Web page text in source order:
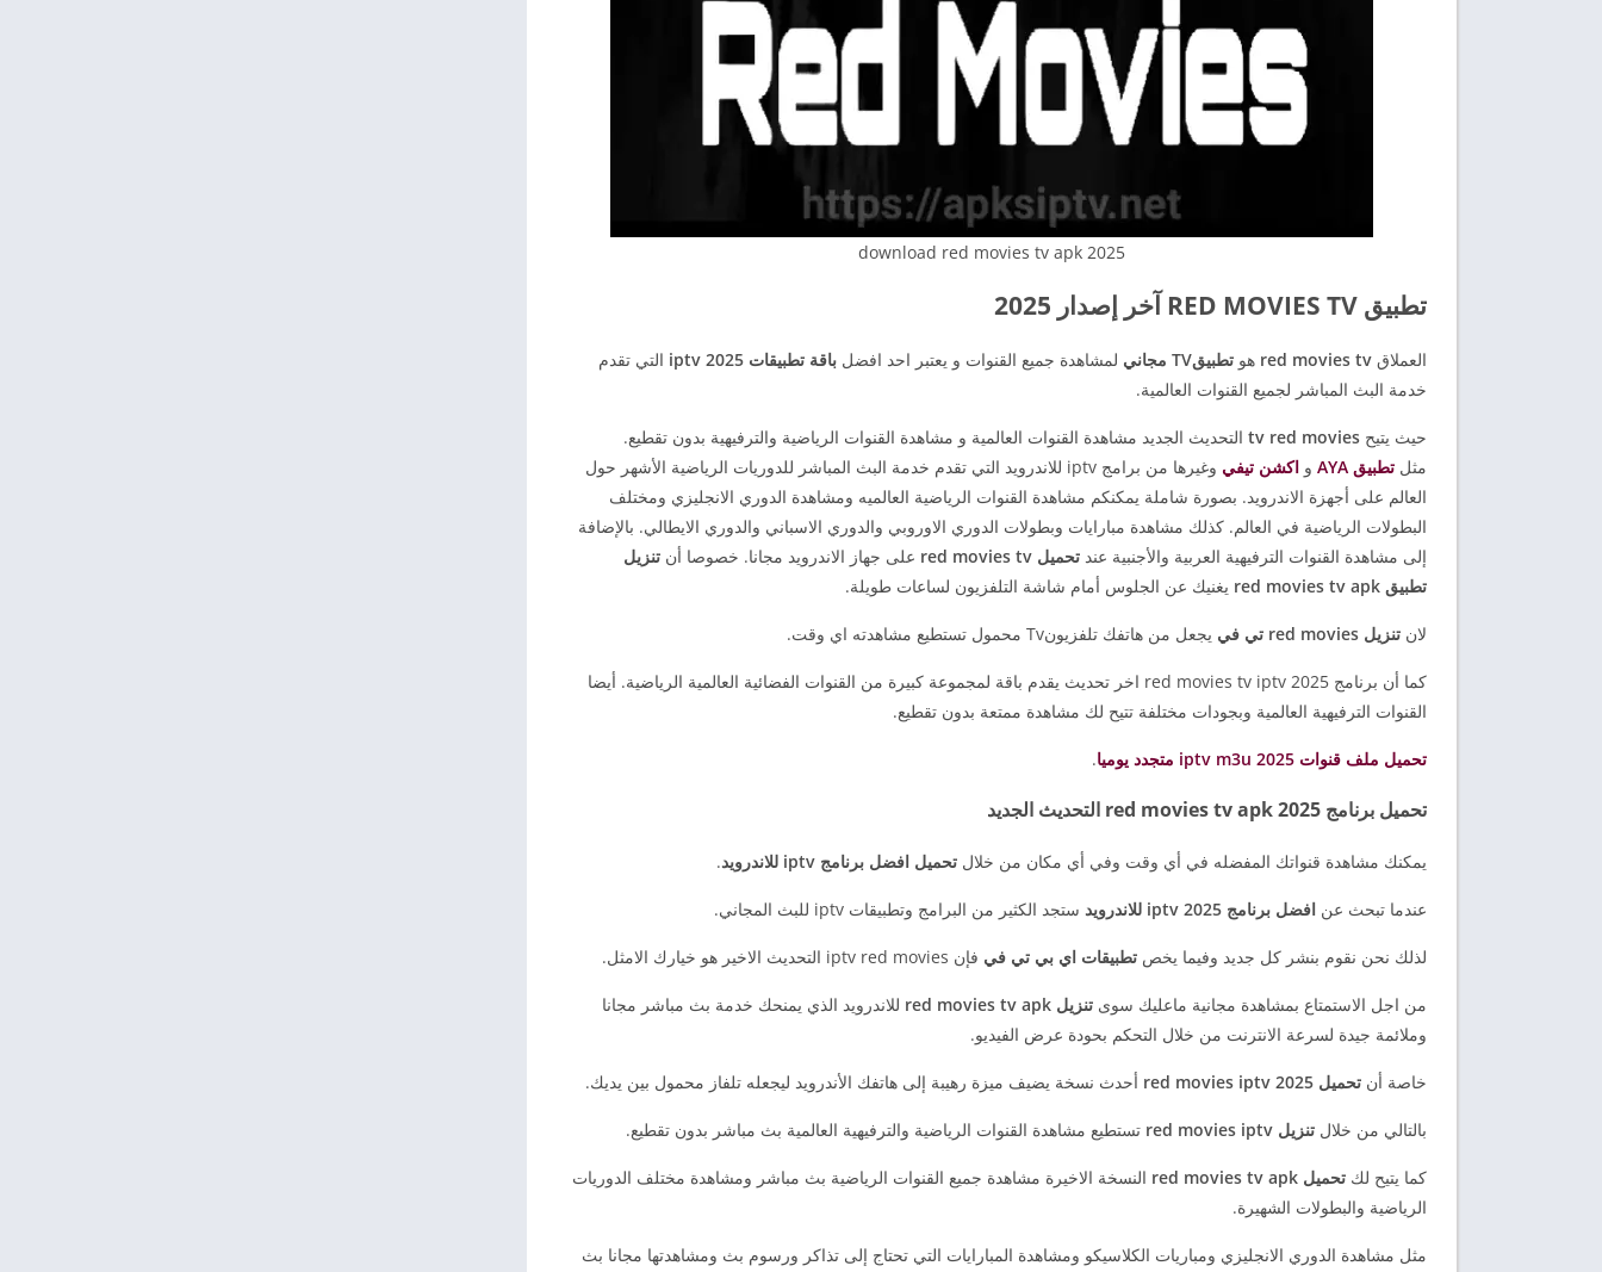
download red movies tv apk 2025
تطبيق RED MOVIES TV آخر إصدار 2025
العملاق هو تطبيقTV مجاني لمشاهدة جميع القنوات و يعتبر احد افضل باقة تطبيقات iptv 2025
التي تقدم
خدمة البث المباشر لجميع القنوات العالمية.
حيث يتيح tv red movies التحديث الجديد مشاهدة القنوات العالمية و مشاهدة القنوات الرياضية والترفيهية بدون تقطيع.
مثل تطبيق AYA و اكشن تيفي
وغيرها من برامج iptv للاندرويد التي تقدم خدمة البث المباشر للدوريات الرياضية الأشهر حول
العالم على أجهزة الاندرويد. بصورة شاملة يمكنكم مشاهدة القنوات الرياضية العالميه ومشاهدة الدوري الانجليزي ومختلف
البطولات الرياضية في العالم. كذلك مشاهدة مبارايات وبطولات الدوري الاوروبي والدوري الاسباني والدوري الايطالي. بالإضافة
إلى مشاهدة القنوات الترفيهية العربية والأجنبية عند تحميل red movies tv على جهاز الاندرويد مجانا. خصوصا أن تنزيل
تطبيق red movies tv apk
يغنيك عن الجلوس أمام شاشة التلفزيون لساعات طويلة.
لان تنزيل red movies تي في يجعل من هاتفك تلفزيونTv محمول تستطيع مشاهدته اي وقت.
كما أن برنامج red movies tv iptv 2025 اخر تحديث يقدم باقة لمجموعة كبيرة من القنوات الفضائية العالمية الرياضية. أيضا
القنوات الترفيهية العالمية وبجودات مختلفة تتيح لك مشاهدة ممتعة بدون تقطيع.
تحميل ملف قنوات iptv m3u 2025 متجدد يوميا .
تحميل برنامج red movies tv apk 2025 التحديث الجديد
يمكنك مشاهدة قنواتك المفضله في أي وقت وفي أي مكان من خلال تحميل افضل برنامج iptv للاندرويد .
عندما تبحث عن افضل برنامج iptv 2025 للاندرويد ستجد الكثير من البرامج وتطبيقات iptv للبث المجاني.
لذلك نحن نقوم بنشر كل جديد وفيما يخص تطبيقات اي بي تي في فإن iptv red movies التحديث الاخير هو خيارك الامثل.
من اجل الاستمتاع بمشاهدة مجانية ماعليك سوى تنزيل red movies tv apk
للاندرويد الذي يمنحك خدمة بث مباشر مجانا
وملائمة جيدة لسرعة الانترنت من خلال التحكم بحودة عرض الفيديو.
خاصة أن تحميل red movies iptv 2025 أحدث نسخة يضيف ميزة رهيبة إلى هاتفك الأندرويد ليجعله تلفاز محمول بين يديك.
بالتالي من خلال تنزيل red movies iptv تستطيع مشاهدة القنوات الرياضية والترفيهية العالمية بث مباشر بدون تقطيع.
كما يتيح لك تحميل red movies tv apk
النسخة الاخيرة مشاهدة جميع القنوات الرياضية بث مباشر ومشاهدة مختلف الدوريات
الرياضية والبطولات الشهيرة.
مثل مشاهدة الدوري الانجليزي ومباريات الكلاسيكو ومشاهدة المبارايات التي تحتاج إلى تذاكر ورسوم بث ومشاهدتها مجانا بث